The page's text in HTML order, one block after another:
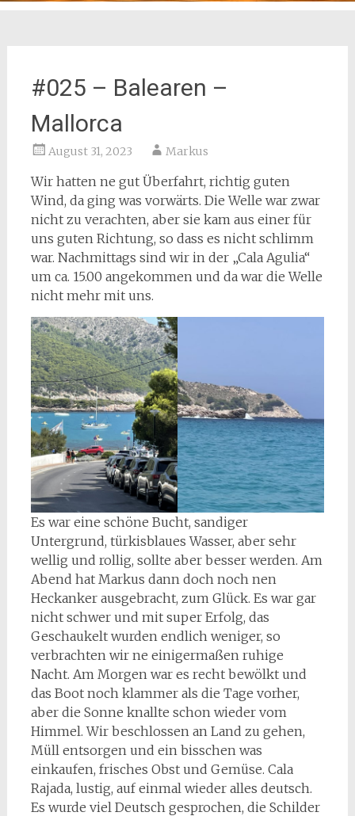
#025 – Balearen –
Mallorca
August 31, 2023 Markus
Wir hatten ne gut Überfahrt, richtig guten
Wind, da ging was vorwärts. Die Welle war zwar
nicht zu verachten, aber sie kam aus einer für
uns guten Richtung, so dass es nicht schlimm
war. Nachmittags sind wir in der „Cala Agulia“
um ca. 15.00 angekommen und da war die Welle
nicht mehr mit uns.
Es war eine schöne Bucht, sandiger
Untergrund, türkisblaues Wasser, aber sehr
wellig und rollig, sollte aber besser werden. Am
Abend hat Markus dann doch noch nen
Heckanker ausgebracht, zum Glück. Es war gar
nicht schwer und mit super Erfolg, das
Geschaukelt wurden endlich weniger, so
verbrachten wir ne einigermaßen ruhige
Nacht. Am Morgen war es recht bewölkt und
das Boot noch klammer als die Tage vorher,
aber die Sonne knallte schon wieder vom
Himmel. Wir beschlossen an Land zu gehen,
Müll entsorgen und ein bisschen was
einkaufen, frisches Obst und Gemüse. Cala
Rajada, lustig, auf einmal wieder alles deutsch.
Es wurde viel Deutsch gesprochen, die Schilder